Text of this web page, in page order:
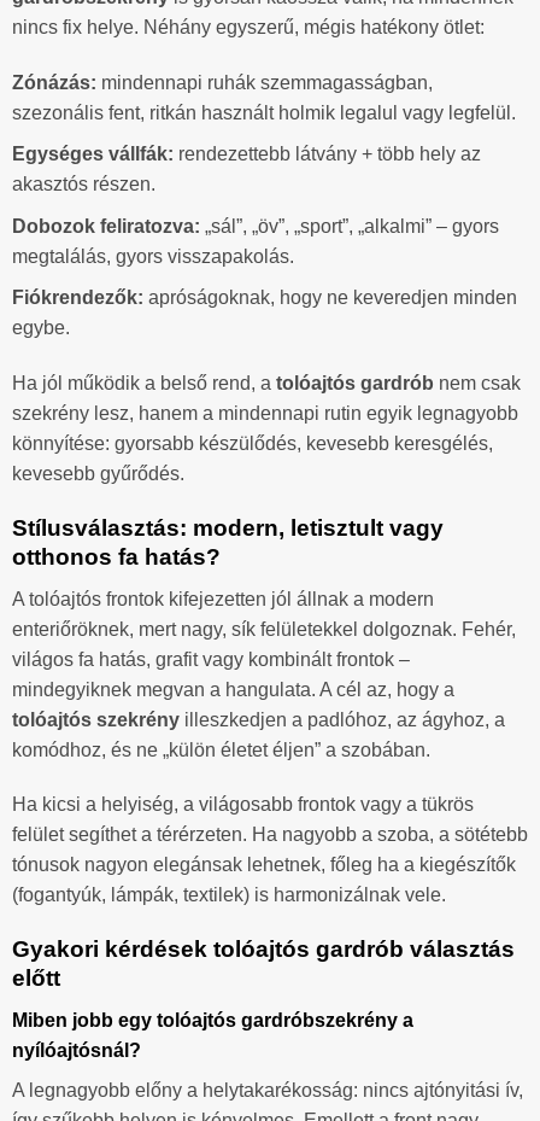
nincs fix helye. Néhány egyszerű, mégis hatékony ötlet:
Zónázás: mindennapi ruhák szemmagasságban,
szezonális fent, ritkán használt holmik legalul vagy legfelül.
Egységes vállfák: rendezettebb látvány + több hely az
akasztós részen.
Dobozok feliratozva: „sál”, „öv”, „sport”, „alkalmi” – gyors
megtalálás, gyors visszapakolás.
Fiókrendezők: apróságoknak, hogy ne keveredjen minden
egybe.
Ha jól működik a belső rend, a tolóajtós gardrób nem csak
szekrény lesz, hanem a mindennapi rutin egyik legnagyobb
könnyítése: gyorsabb készülődés, kevesebb keresgélés,
kevesebb gyűrődés.
Stílusválasztás: modern, letisztult vagy
otthonos fa hatás?
A tolóajtós frontok kifejezetten jól állnak a modern
enteriőröknek, mert nagy, sík felületekkel dolgoznak. Fehér,
világos fa hatás, grafit vagy kombinált frontok –
mindegyiknek megvan a hangulata. A cél az, hogy a
tolóajtós szekrény illeszkedjen a padlóhoz, az ágyhoz, a
komódhoz, és ne „külön életet éljen” a szobában.
Ha kicsi a helyiség, a világosabb frontok vagy a tükrös
felület segíthet a térérzeten. Ha nagyobb a szoba, a sötétebb
tónusok nagyon elegánsak lehetnek, főleg ha a kiegészítők
(fogantyúk, lámpák, textilek) is harmonizálnak vele.
Gyakori kérdések tolóajtós gardrób választás
előtt
Miben jobb egy tolóajtós gardróbszekrény a
nyílóajtósnál?
A legnagyobb előny a helytakarékosság: nincs ajtónyitási ív,